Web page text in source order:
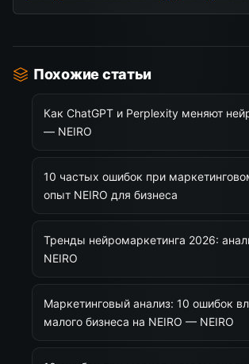
Похожие статьи
Как ChatGPT и Perplexity меняют
— NEIRO
10 частых ошибок при
опыт NEIRO для бизнеса
Тренды нейромаркетинга 2026:
NEIRO
Маркетинговый анализ: 10 ошибок
малого бизнеса на NEIRO — NEIRO